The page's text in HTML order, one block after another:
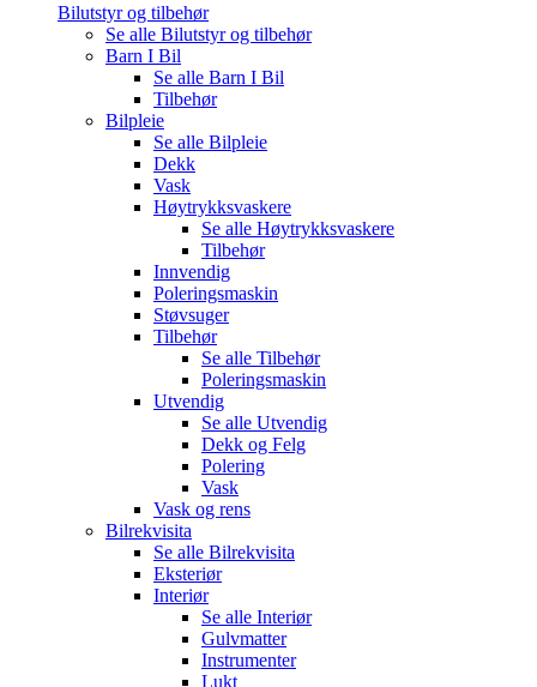
Bilutstyr og tilbehør
Se alle Bilutstyr og tilbehør
Barn I Bil
Se alle Barn I Bil
Tilbehør
Bilpleie
Se alle Bilpleie
Dekk
Vask
Høytrykksvaskere
Se alle Høytrykksvaskere
Tilbehør
Innvendig
Poleringsmaskin
Støvsuger
Tilbehør
Se alle Tilbehør
Poleringsmaskin
Utvendig
Se alle Utvendig
Dekk og Felg
Polering
Vask
Vask og rens
Bilrekvisita
Se alle Bilrekvisita
Eksteriør
Interiør
Se alle Interiør
Gulvmatter
Instrumenter
Lukt